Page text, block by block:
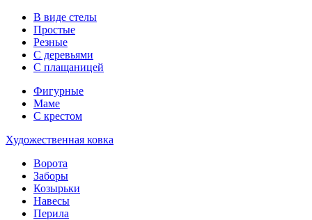
В виде стелы
Простые
Резные
С деревьями
С плащаницей
Фигурные
Маме
С крестом
Художественная ковка
Ворота
Заборы
Козырьки
Навесы
Перила